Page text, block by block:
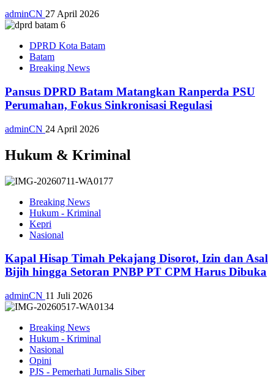
adminCN 27 April 2026
DPRD Kota Batam
Batam
Breaking News
Pansus DPRD Batam Matangkan Ranperda PSU
Perumahan, Fokus Sinkronisasi Regulasi
adminCN 24 April 2026
Hukum & Kriminal
Breaking News
Hukum - Kriminal
Kepri
Nasional
Kapal Hisap Timah Pekajang Disorot, Izin dan Asal
Bijih hingga Setoran PNBP PT CPM Harus Dibuka
adminCN 11 Juli 2026
Breaking News
Hukum - Kriminal
Nasional
Opini
PJS - Pemerhati Jurnalis Siber